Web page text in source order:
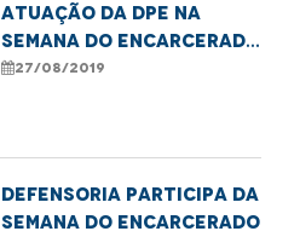
atuação da DPE na
Semana do Encarcerado
em Imperatriz
27/08/2019
Defensoria participa da
Semana do Encarcerado